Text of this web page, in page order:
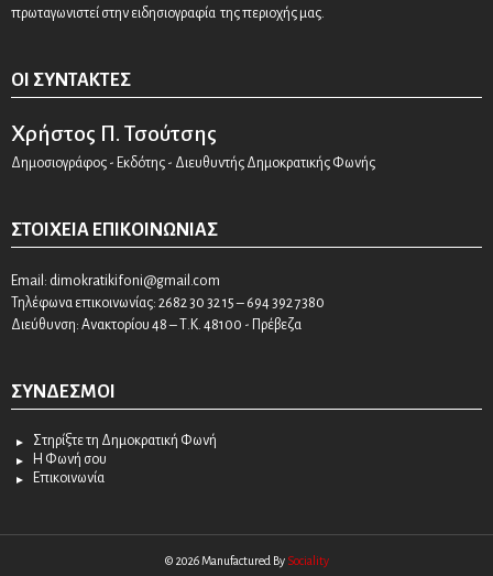
πρωταγωνιστεί στην ειδησιογραφία της περιοχής μας.
ΟΙ ΣΥΝΤΆΚΤΕΣ
Χρήστος Π. Τσούτσης
Δημοσιογράφος - Εκδότης - Διευθυντής Δημοκρατικής Φωνής
ΣΤΟΙΧΕΊΑ ΕΠΙΚΟΙΝΩΝΊΑΣ
Email: dimokratikifoni@gmail.com
Τηλέφωνα επικοινωνίας: 2682 30 32 15 – 694 392 7380
Διεύθυνση: Ανακτορίου 48 – Τ.Κ. 48100 - Πρέβεζα
ΣΎΝΔΕΣΜΟΙ
Στηρίξτε τη Δημοκρατική Φωνή
Η Φωνή σου
Επικοινωνία
© 2026 Manufactured By Sociality